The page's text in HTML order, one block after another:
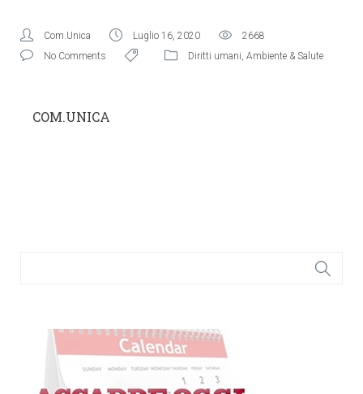
Com.Unica Luglio 16, 2020
2668
No Comments
Diritti umani, Ambiente & Salute
COM.UNICA